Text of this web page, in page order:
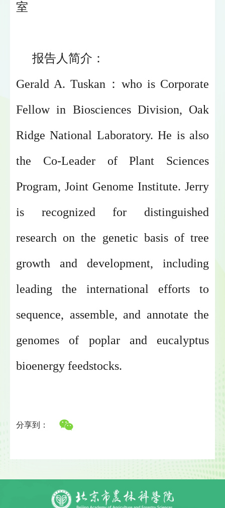
室
报告人简介：
Gerald A. Tuskan：who is Corporate
Fellow in Biosciences Division, Oak
Ridge National Laboratory. He is also
the Co-Leader of Plant Sciences
Program, Joint Genome Institute. Jerry
is recognized for distinguished
research on the genetic basis of tree
growth and development, including
leading the international efforts to
sequence, assemble, and annotate the
genomes of poplar and eucalyptus
bioenergy feedstocks.
分享到：